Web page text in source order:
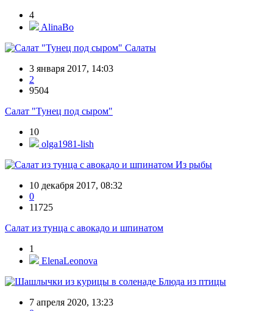
4
AlinaBo
Салаты
3 января 2017, 14:03
2
9504
Салат "Тунец под сыром"
10
olga1981-lish
Из рыбы
10 декабря 2017, 08:32
0
11725
Салат из тунца с авокадо и шпинатом
1
ElenaLeonova
Блюда из птицы
7 апреля 2020, 13:23